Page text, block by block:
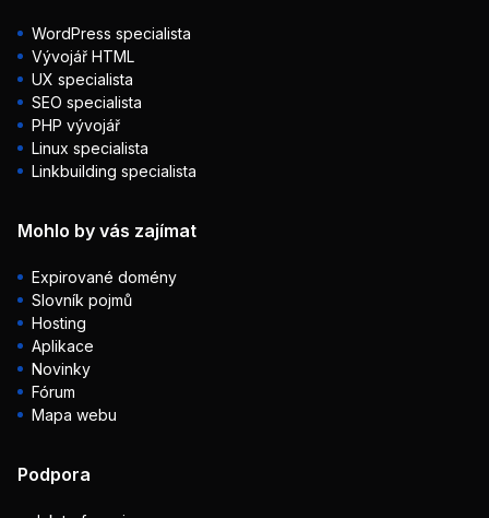
WordPress specialista
Vývojář HTML
UX specialista
SEO specialista
PHP vývojář
Linux specialista
Linkbuilding specialista
Mohlo by vás zajímat
Expirované domény
Slovník pojmů
Hosting
Aplikace
Novinky
Fórum
Mapa webu
Podpora